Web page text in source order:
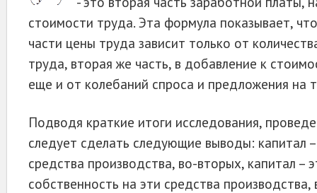
стоимости труда. Эта формула показывает,
части цены труда зависит только от
труда, вторая же часть, в добавление к
еще и от колебаний спроса и предложения на
Подводя краткие итоги исследования,
следует сделать следующие выводы: капитал
средства производства, во-вторых, капитал –
собственность на эти средства производства,